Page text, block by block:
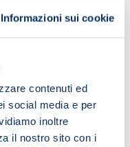
Informazioni sui cookie
contenuti ed
social media e per
inoltre
il nostro sito con i
drills, possession
for part of the
others.